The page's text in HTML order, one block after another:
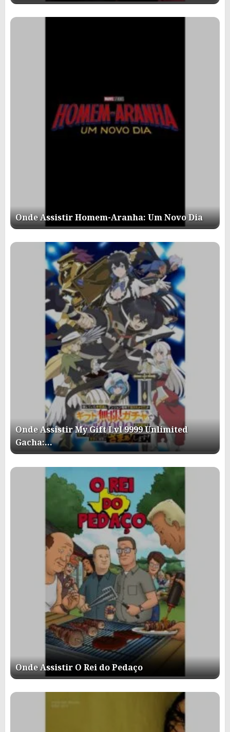
Onde Assistir Homem-Aranha: Um Novo Dia
Onde Assistir My Gift Lvl 9999 Unlimited
Gacha:…
Onde Assistir O Rei do Pedaço